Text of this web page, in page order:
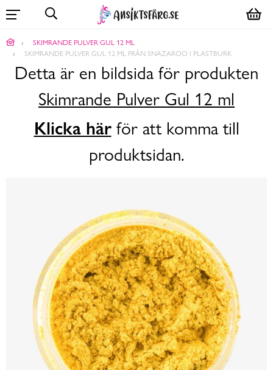
SKIMRANDE PULVER GUL 12 ML
SKIMRANDE PULVER GUL 12 ML FRÅN SNAZAROO I PLASTBURK
Detta är en bildsida för produkten
Skimrande Pulver Gul 12 ml
Klicka härför att komma till
produktsidan.